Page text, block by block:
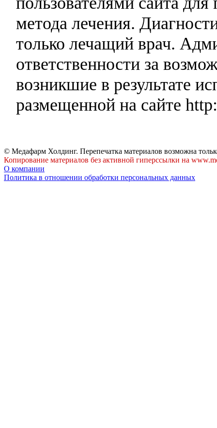
метода лечения.
только лечащий врач.
ответственности за
возникшие в результате
размещенной на сайте
© Медафарм Холдинг. Перепечатка материалов возможна
Копирование материалов без активной гиперссылки на
О компании
Политика в отношении обработки персональных данных